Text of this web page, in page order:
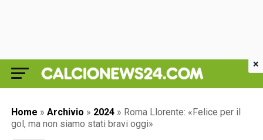
Home » Archivio » 2024 » Roma Llorente: «Felice per il
gol, ma non siamo stati bravi oggi»
×